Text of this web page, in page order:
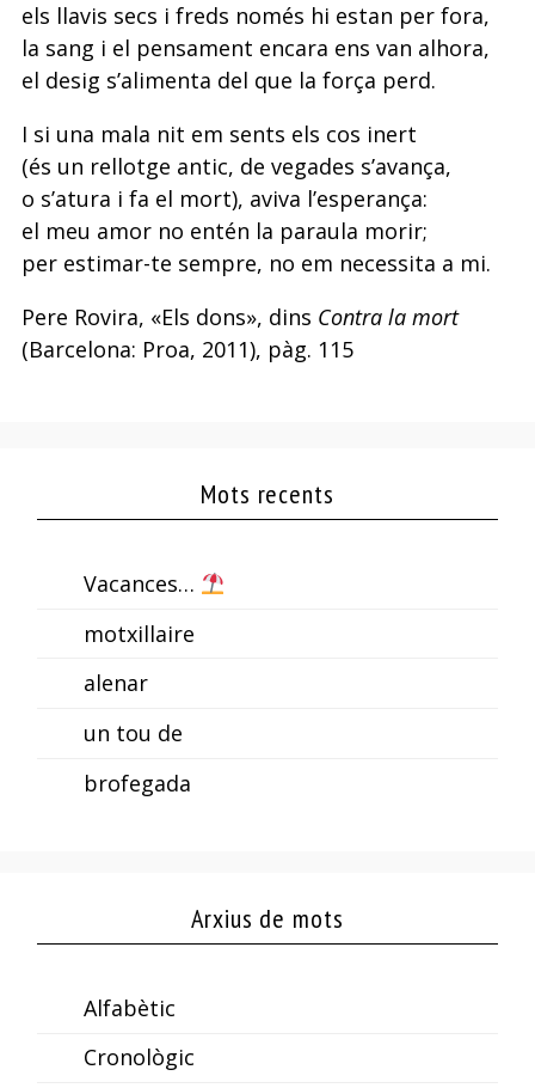
els llavis secs i freds només hi estan per fora,
la sang i el pensament encara ens van alhora,
el desig s’alimenta del que la força perd.
I si una mala nit em sents els cos inert
(és un rellotge antic, de vegades s’avança,
o s’atura i fa el mort), aviva l’esperança:
el meu amor no entén la paraula morir;
per estimar-te sempre, no em necessita a mi.
Pere Rovira, «Els dons», dins Contra la mort
(Barcelona: Proa, 2011), pàg. 115
Mots recents
Vacances…
motxillaire
alenar
un tou de
brofegada
Arxius de mots
Alfabètic
Cronològic